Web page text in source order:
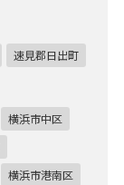
速見郡日出町
横浜市中区
横浜市港南区